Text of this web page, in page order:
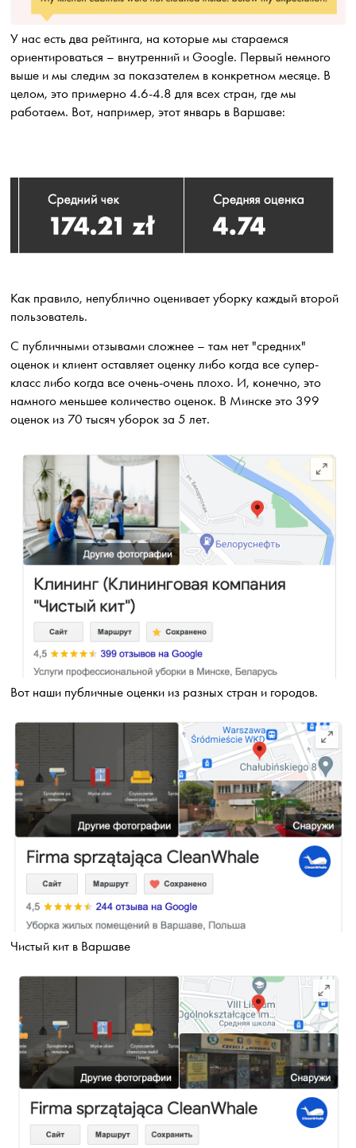
У нас есть два рейтинга, на которые мы стараемся
ориентироваться – внутренний и Google. Первый немного
выше и мы следим за показателем в конкретном месяце. В
целом, это примерно 4.6-4.8 для всех стран, где мы
работаем. Вот, например, этот январь в Варшаве:
Как правило, непублично оценивает уборку каждый второй
пользователь.
С публичными отзывами сложнее – там нет "средних"
оценок и клиент оставляет оценку либо когда все супер-
класс либо когда все очень-очень плохо. И, конечно, это
намного меньшее количество оценок. В Минске это 399
оценок из 70 тысяч уборок за 5 лет.
Вот наши публичные оценки из разных стран и городов.
Чистый кит в Варшаве